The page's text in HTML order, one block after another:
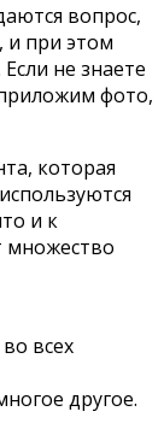
вопрос,
и при этом
не знаете
фото,
которая
и к
множество
всех
другое.